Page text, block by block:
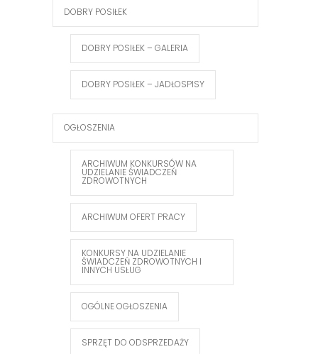
DOBRY POSIŁEK
DOBRY POSIŁEK – GALERIA
DOBRY POSIŁEK – JADŁOSPISY
OGŁOSZENIA
ARCHIWUM KONKURSÓW NA
UDZIELANIE ŚWIADCZEŃ
ZDROWOTNYCH
ARCHIWUM OFERT PRACY
KONKURSY NA UDZIELANIE
ŚWIADCZEŃ ZDROWOTNYCH I
INNYCH USŁUG
OGÓLNE OGŁOSZENIA
SPRZĘT DO ODSPRZEDAŻY